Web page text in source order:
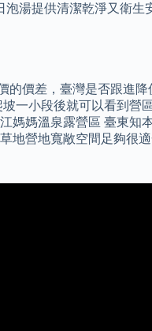
湯提供清潔乾淨又衛
價差，臺灣是否跟進
坡一小段後就可以看到營
媽溫泉露營區 臺東知
營地寬敞空間足夠很